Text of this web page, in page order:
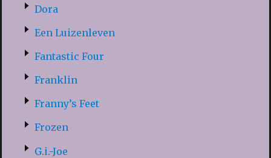
Dora
Een Luizenleven
Fantastic Four
Franklin
Franny’s Feet
Frozen
G.i.-Joe